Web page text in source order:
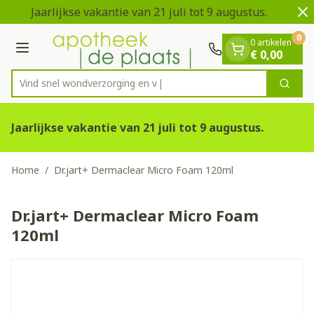
Ga naar de inhoud
1 van 2
Jaarlijkse vakantie van 21 juli tot 9 augustus.
Menu
Product, merk, categorie...
Vind snel wondverzorgi Zoek
0 artikelen
€ 0,00
0
Jaarlijkse vakantie van 21 juli tot 9 augustus.
Home / Dr.jart+ Dermaclear Micro Foam 120ml
Dr.jart+ Dermaclear Micro Foam
120ml